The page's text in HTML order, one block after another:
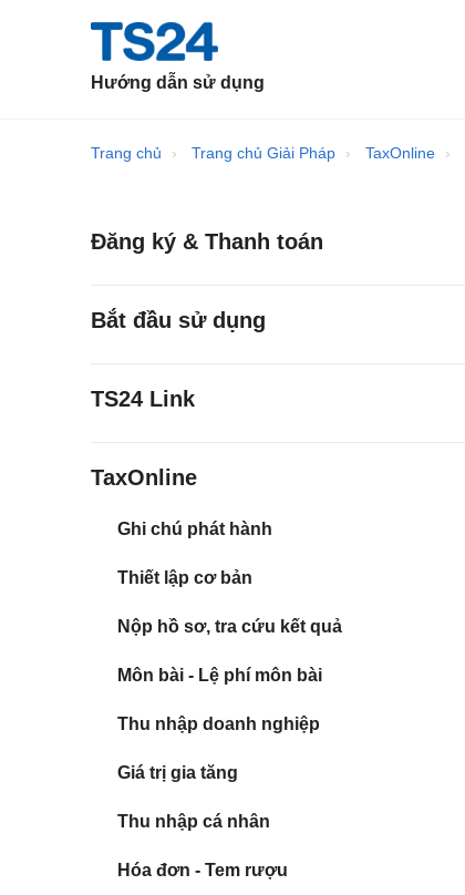
Hướng dẫn sử dụng
Trang chủ Trang chủ Giải Pháp TaxOnline
Đăng ký & Thanh toán
Bắt đầu sử dụng
TS24 Link
TaxOnline
Ghi chú phát hành
Thiết lập cơ bản
Nộp hồ sơ, tra cứu kết quả
Môn bài - Lệ phí môn bài
Thu nhập doanh nghiệp
Giá trị gia tăng
Thu nhập cá nhân
Hóa đơn - Tem rượu